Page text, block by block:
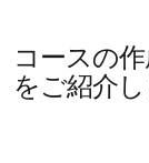
コースの
をご紹介し